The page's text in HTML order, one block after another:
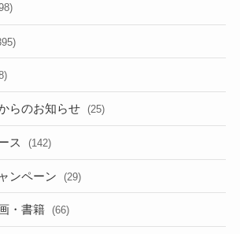
らのお知らせ (25)
ス (142)
ンペーン (29)
・書籍 (66)